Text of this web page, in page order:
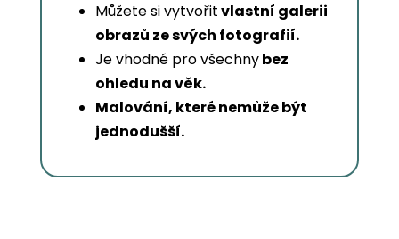
Můžete si vytvořitvlastní galerii
obrazů ze svých fotografií.
Je vhodné pro všechnybez
ohledu na věk.
Malování, které nemůže být
jednodušší.